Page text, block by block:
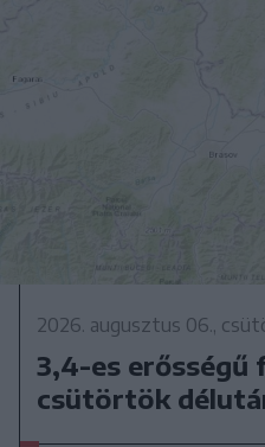
2026. augusztus 06.,
3,4-es erősségű
csütörtök